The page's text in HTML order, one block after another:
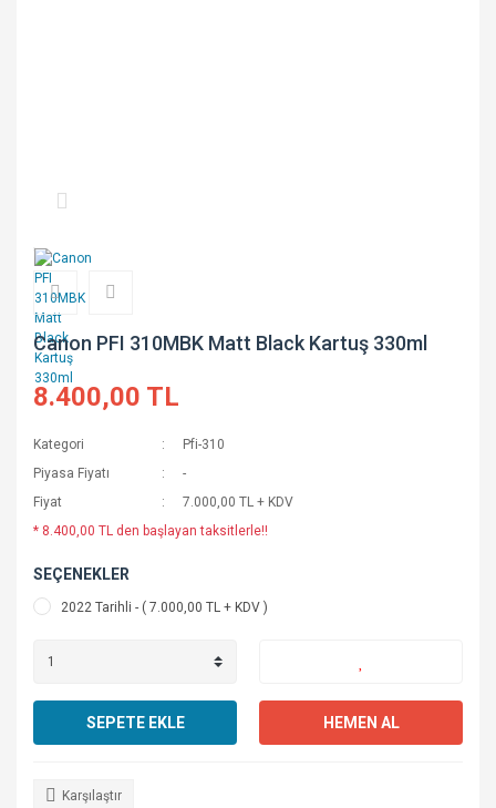
Canon PFI 310MBK Matt Black Kartuş 330ml
8.400,00 TL
Kategori
Pfi-310
Piyasa Fiyatı
-
Fiyat
7.000,00 TL + KDV
* 8.400,00 TL den başlayan taksitlerle!!
SEÇENEKLER
2022 Tarihli - ( 7.000,00 TL + KDV )
SEPETE EKLE HEMEN AL
Karşılaştır